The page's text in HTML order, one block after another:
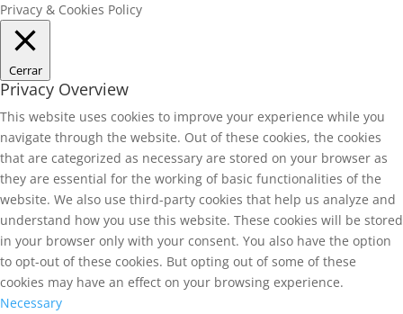
Privacy & Cookies Policy
Cerrar
Privacy Overview
This website uses cookies to improve your experience while you
navigate through the website. Out of these cookies, the cookies
that are categorized as necessary are stored on your browser as
they are essential for the working of basic functionalities of the
website. We also use third-party cookies that help us analyze and
understand how you use this website. These cookies will be stored
in your browser only with your consent. You also have the option
to opt-out of these cookies. But opting out of some of these
cookies may have an effect on your browsing experience.
Necessary